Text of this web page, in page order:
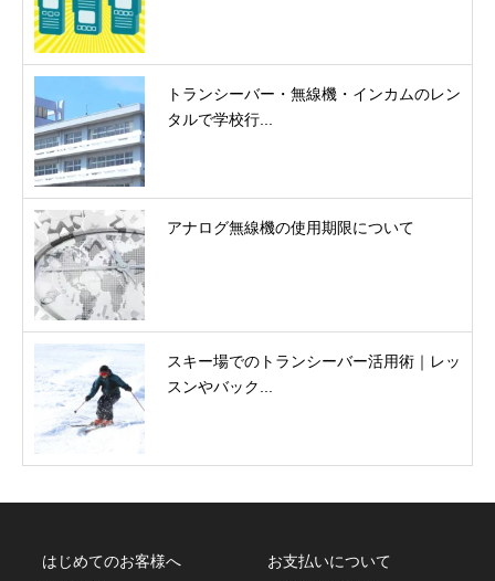
トランシーバー・無線機・インカムのレン
タルで学校行...
アナログ無線機の使用期限について
スキー場でのトランシーバー活用術｜レッ
スンやバック...
はじめてのお客様へ
お支払いについて